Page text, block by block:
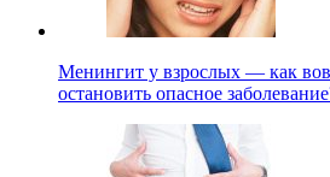
Менингит у взрослых — как
остановить опасное